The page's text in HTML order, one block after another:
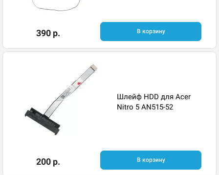
390 р. В корзину
Шлейф HDD для Acer
Nitro 5 AN515-52
200 р. В корзину